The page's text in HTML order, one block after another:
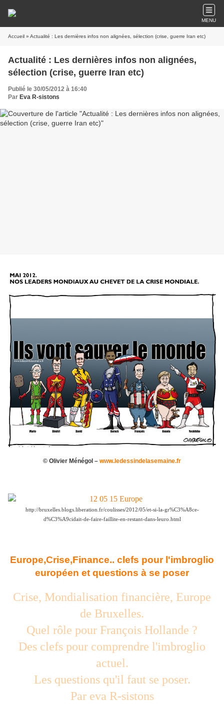
MENU
Accueil » Actualité : Les dernières infos non alignées, sélection (crise, guerre Iran etc)
Actualité : Les dernières infos non alignées,
sélection (crise, guerre Iran etc)
Publié le 30/05/2012 à 16:40
Par Eva R-sistons
© Olivier Ménégol – www.ledessindelasemaine.fr
http://bruxelles.blogs.liberation.fr/coulisses/2012/05/et-si-la-gr%C3%A8ce-
d%C3%A9cidait-de-faire-faillite-en-restant-dans-leuro.html
Europe,Crise,Finance.. clefs pour l'imbroglio
européen et questions à se poser
Crise, Mondialisation financière, Europe
de Bruxelles.
Quel rôle pour François Hollande ?
Des clefs pour comprendre l'imbroglio
actuel.
Les questions qu'il faut se poser.
Par eva R-sistons